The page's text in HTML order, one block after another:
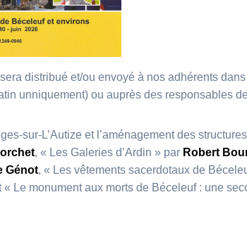
distribué et/ou envoyé à nos adhérents
unniquement) ou auprès des responsables
sur-L’Autize et l’aménagement des
, « Les Galeries d’Ardin » par Robert
Génot, « Les vêtements sacerdotaux de
« Le monument aux morts de Béceleuf : une